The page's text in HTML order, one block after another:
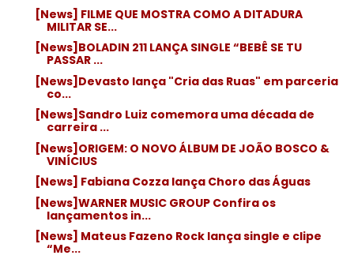
[News] FILME QUE MOSTRA COMO A DITADURA
MILITAR SE...
[News]BOLADIN 211 LANÇA SINGLE “BEBÊ SE TU
PASSAR ...
[News]Devasto lança "Cria das Ruas" em parceria
co...
[News]Sandro Luiz comemora uma década de
carreira ...
[News]ORIGEM: O NOVO ÁLBUM DE JOÃO BOSCO &
VINÍCIUS
[News] Fabiana Cozza lança Choro das Águas
[News]WARNER MUSIC GROUP Confira os
lançamentos in...
[News] Mateus Fazeno Rock lança single e clipe
“Me...